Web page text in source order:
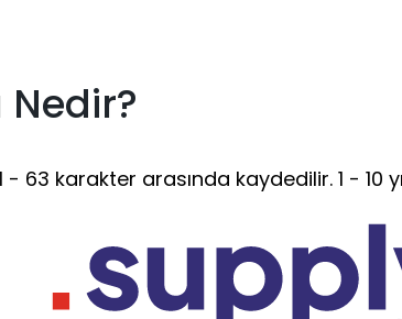
Nedir?
- 63 karakter arasında kaydedilir. 1 -